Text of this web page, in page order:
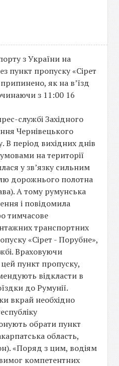
з України на
пункт пропуску «Сірет
як на в’їзд
з 11:00 16
службі Західного
Чернівецького
В період вихідних днів
на території
у зв’язку сильним
дорожнього полотна
А тому румунська
і повідомила
тимчасове
транспортних
«Сірет - Порубне»,
Враховуючи
пункт пропуску,
відкласти в
до Румунії.
вкрай необхідно
обрати пункт
область,
«Поряд з цим, водіям
компетентних